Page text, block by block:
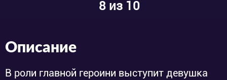
8из 10
Описание
В роли главной героини выступит девушка